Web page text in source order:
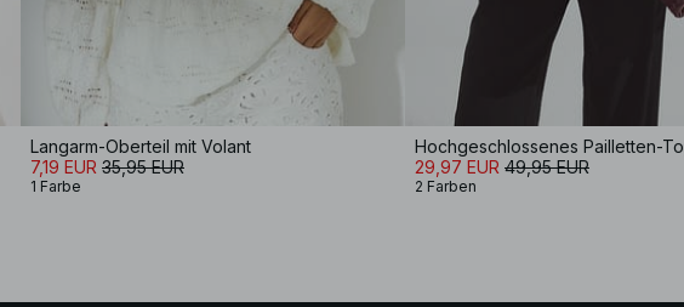
Langarm-Oberteil mit Volant
7,19 EUR 35,95 EUR
1 Farbe
Hochgeschlossenes Pailletten-
29,97 EUR 49,95 EUR
2 Farben